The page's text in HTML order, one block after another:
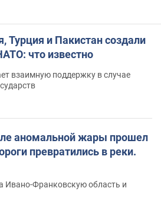
Турция и Пакистан создали
что известно
взаимную поддержку в случае
аномальной жары прошел
превратились в реки.
Ивано-Франковскую область и